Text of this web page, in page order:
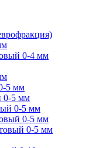
0-4 мм
5 мм
0-5 мм
0-5 мм
0-5 мм
0-5 мм